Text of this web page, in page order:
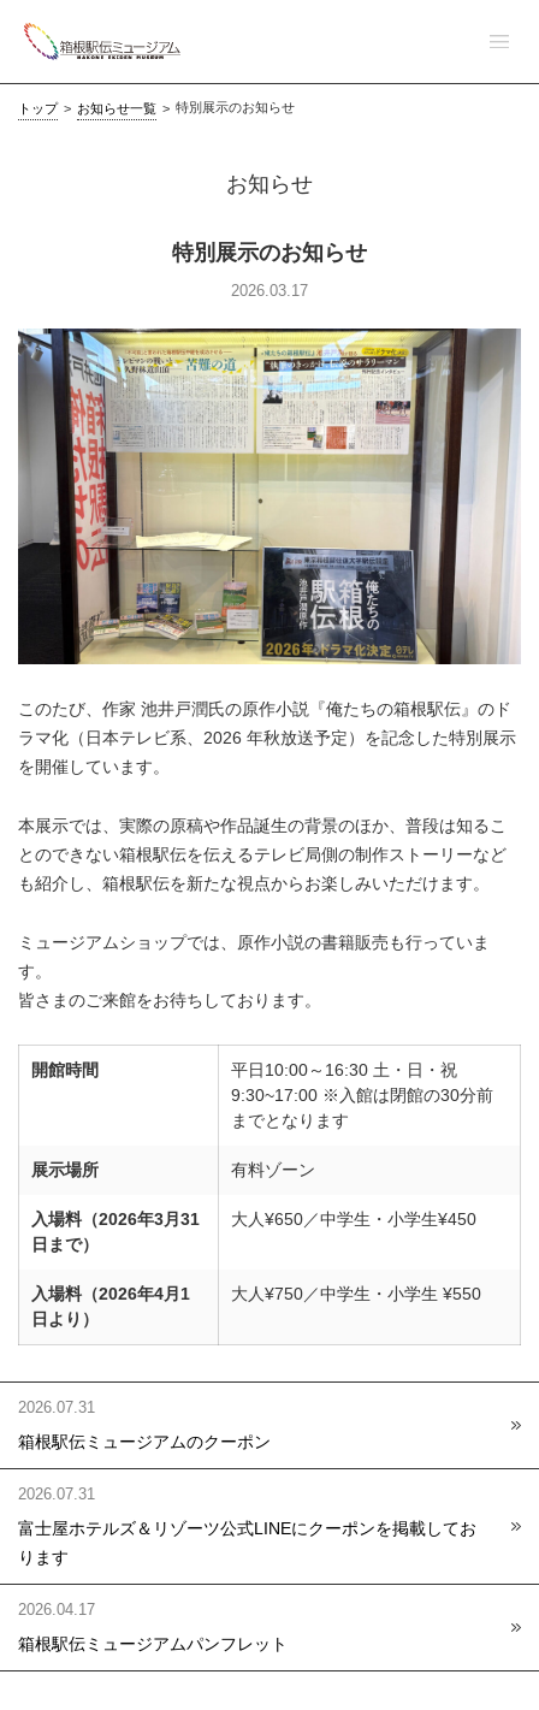
トップ > お知らせ一覧 > 特別展示のお知らせ
お知らせ
特別展示のお知らせ
2026.03.17
このたび、作家 池井戸潤氏の原作小説『俺たちの箱根駅伝』のド
ラマ化（日本テレビ系、2026 年秋放送予定）を記念した特別展示
を開催しています。
本展示では、実際の原稿や作品誕生の背景のほか、普段は知るこ
とのできない箱根駅伝を伝えるテレビ局側の制作ストーリーなど
も紹介し、箱根駅伝を新たな視点からお楽しみいただけます。
ミュージアムショップでは、原作小説の書籍販売も行っていま
す。
皆さまのご来館をお待ちしております。
開館時間
平日10:00～16:30 土・日・祝
9:30~17:00 ※入館は閉館の30分前
までとなります
展示場所 有料ゾーン
入場料（2026年3月31
日まで）
大人¥650／中学生・小学生¥450
入場料（2026年4月1
日より）
大人¥750／中学生・小学生 ¥550
2026.07.31
箱根駅伝ミュージアムのクーポン
2026.07.31
富士屋ホテルズ＆リゾーツ公式LINEにクーポンを掲載してお
ります
2026.04.17
箱根駅伝ミュージアムパンフレット